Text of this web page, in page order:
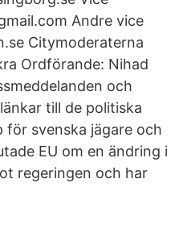
Andre vice
Citymoderaterna
Ordförande: Nihad
och
till de politiska
för svenska jägare och
EU om en ändring i
regeringen och har